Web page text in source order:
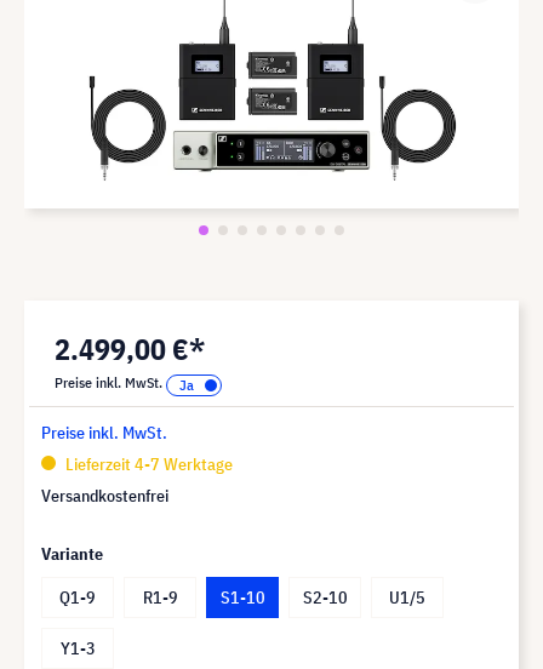
2.499,00 €*
Preise inkl. MwSt.
Preise inkl. MwSt.
Lieferzeit 4-7 Werktage
Versandkostenfrei
Variante
Q1-9
R1-9 S1-10 S2-10 U1/5
Y1-3